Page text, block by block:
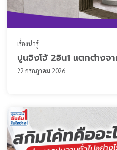
เรื่องน่ารู้
ปูนจิงโจ้ 2อิน1 แตกต่างจ
22 กรกฎาคม 2026